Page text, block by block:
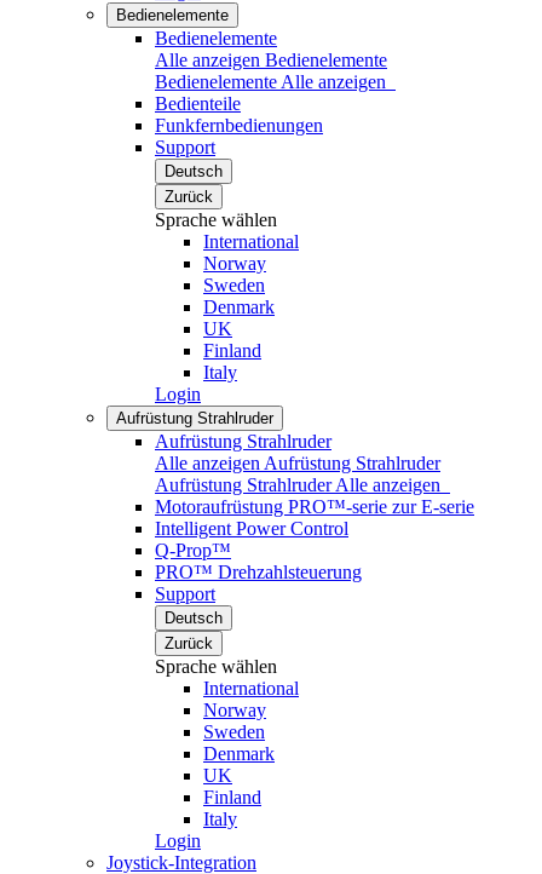
Bedienelemente
Bedienelemente
Alle anzeigen Bedienelemente
Bedienelemente Alle anzeigen
Bedienteile
Funkfernbedienungen
Support
Deutsch
Zurück
Sprache wählen
International
Norway
Sweden
Denmark
UK
Finland
Italy
Login
Aufrüstung Strahlruder
Aufrüstung Strahlruder
Alle anzeigen Aufrüstung Strahlruder
Aufrüstung StrahlruderAlle anzeigen
Motoraufrüstung PRO™-serie zur E-serie
Intelligent Power Control
Q-Prop™
PRO™ Drehzahlsteuerung
Support
Deutsch
Zurück
Sprache wählen
International
Norway
Sweden
Denmark
UK
Finland
Italy
Login
Joystick-Integration